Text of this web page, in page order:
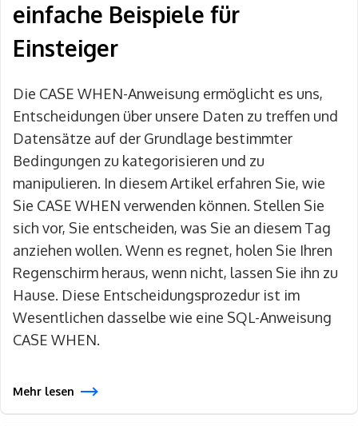
einfache Beispiele für
Einsteiger
Die CASE WHEN-Anweisung ermöglicht es uns,
Entscheidungen über unsere Daten zu treffen und
Datensätze auf der Grundlage bestimmter
Bedingungen zu kategorisieren und zu
manipulieren. In diesem Artikel erfahren Sie, wie
Sie CASE WHEN verwenden können. Stellen Sie
sich vor, Sie entscheiden, was Sie an diesem Tag
anziehen wollen. Wenn es regnet, holen Sie Ihren
Regenschirm heraus, wenn nicht, lassen Sie ihn zu
Hause. Diese Entscheidungsprozedur ist im
Wesentlichen dasselbe wie eine SQL-Anweisung
CASE WHEN.
Mehr lesen